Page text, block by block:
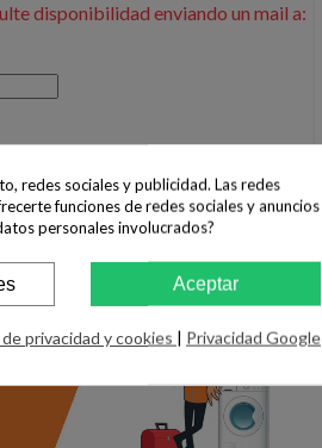
disponibilidad enviando un mail a:
redes sociales y publicidad. Las redes
funciones de redes sociales y anuncios
personales involucrados?
Aceptar
privacidad y cookies | Privacidad Google